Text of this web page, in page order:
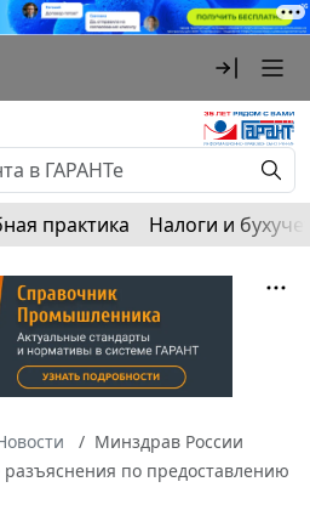
практика Налоги и
Минздрав России
по предоставлению